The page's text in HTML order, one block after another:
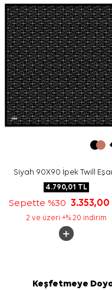
Siyah 90X90 İpek Twill
4.790,01 TL
Sepette %30 3.353,00
2 ve üzeri +% 20 indirim
Keşfetmeye